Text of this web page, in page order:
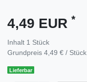
4,49 EUR *
Inhalt 1 Stück
Grundpreis 4,49 € / Stück
Lieferbar